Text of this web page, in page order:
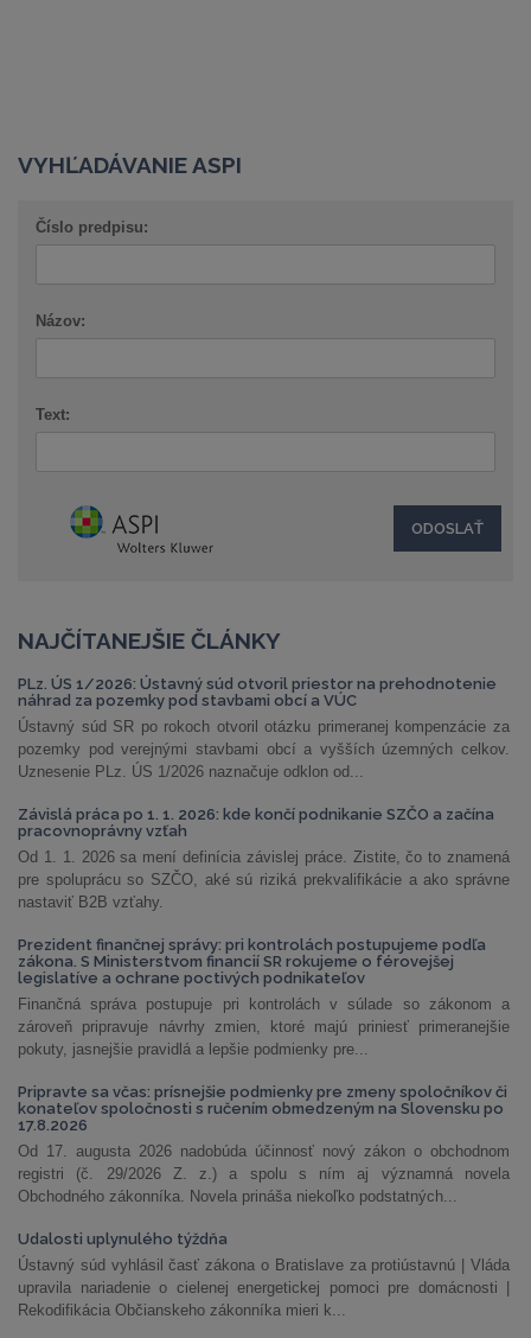
VYHĽADÁVANIE ASPI
Číslo predpisu:
Názov:
Text:
NAJČÍTANEJŠIE ČLÁNKY
PLz. ÚS 1/2026: Ústavný súd otvoril priestor na prehodnotenie
náhrad za pozemky pod stavbami obcí a VÚC
Ústavný súd SR po rokoch otvoril otázku primeranej kompenzácie za
pozemky pod verejnými stavbami obcí a vyšších územných celkov.
Uznesenie PLz. ÚS 1/2026 naznačuje odklon od...
Závislá práca po 1. 1. 2026: kde končí podnikanie SZČO a začína
pracovnoprávny vzťah
Od 1. 1. 2026 sa mení definícia závislej práce. Zistite, čo to znamená
pre spoluprácu so SZČO, aké sú riziká prekvalifikácie a ako správne
nastaviť B2B vzťahy.
Prezident finančnej správy: pri kontrolách postupujeme podľa
zákona. S Ministerstvom financií SR rokujeme o férovejšej
legislatíve a ochrane poctivých podnikateľov
Finančná správa postupuje pri kontrolách v súlade so zákonom a
zároveň pripravuje návrhy zmien, ktoré majú priniesť primeranejšie
pokuty, jasnejšie pravidlá a lepšie podmienky pre...
Pripravte sa včas: prísnejšie podmienky pre zmeny spoločníkov či
konateľov spoločnosti s ručením obmedzeným na Slovensku po
17.8.2026
Od 17. augusta 2026 nadobúda účinnosť nový zákon o obchodnom
registri (č. 29/2026 Z. z.) a spolu s ním aj významná novela
Obchodného zákonníka. Novela prináša niekoľko podstatných...
Udalosti uplynulého týždňa
Ústavný súd vyhlásil časť zákona o Bratislave za protiústavnú | Vláda
upravila nariadenie o cielenej energetickej pomoci pre domácnosti |
Rekodifikácia Občianskeho zákonníka mieri k...